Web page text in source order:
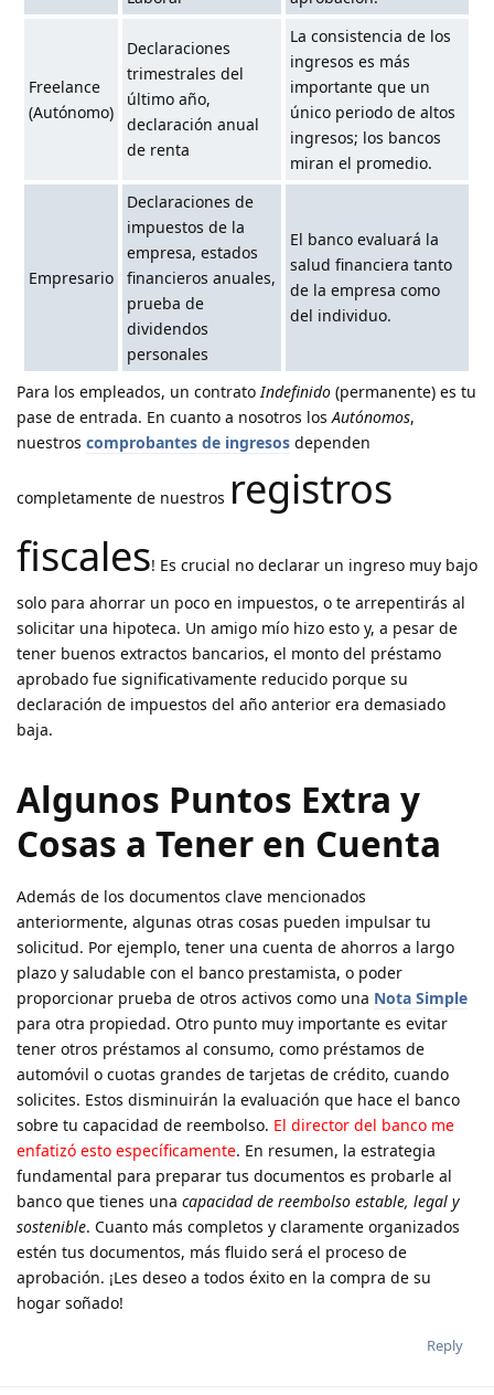
Freelance
(Autónomo)
Declaraciones
trimestrales del
último año,
declaración anual
de renta
La consistencia de los
ingresos es más
importante que un
único periodo de altos
ingresos; los bancos
miran el promedio.
Empresario
Declaraciones de
impuestos de la
empresa, estados
financieros anuales,
prueba de
dividendos
personales
El banco evaluará la
salud financiera tanto
de la empresa como
del individuo.
Para los empleados, un contratoIndefinido (permanente) es tu
pase de entrada. En cuanto a nosotros losAutónomos,
nuestros comprobantes de ingresos dependen
completamente de nuestros registros
fiscales! Es crucial no declarar un ingreso muy bajo
solo para ahorrar un poco en impuestos, o te arrepentirás al
solicitar una hipoteca. Un amigo mío hizo esto y, a pesar de
tener buenos extractos bancarios, el monto del préstamo
aprobado fue significativamente reducido porque su
declaración de impuestos del año anterior era demasiado
baja.
Algunos Puntos Extra y
Cosas a Tener en Cuenta
Además de los documentos clave mencionados
anteriormente, algunas otras cosas pueden impulsar tu
solicitud. Por ejemplo, tener una cuenta de ahorros a largo
plazo y saludable con el banco prestamista, o poder
proporcionar prueba de otros activos como una Nota Simple
para otra propiedad. Otro punto muy importante es evitar
tener otros préstamos al consumo, como préstamos de
automóvil o cuotas grandes de tarjetas de crédito, cuando
solicites. Estos disminuirán la evaluación que hace el banco
sobre tu capacidad de reembolso. El director del banco me
enfatizó esto específicamente. En resumen, la estrategia
fundamental para preparar tus documentos es probarle al
banco que tienes una capacidad de reembolso estable, legal y
sostenible. Cuanto más completos y claramente organizados
estén tus documentos, más fluido será el proceso de
aprobación. ¡Les deseo a todos éxito en la compra de su
hogar soñado!
Reply